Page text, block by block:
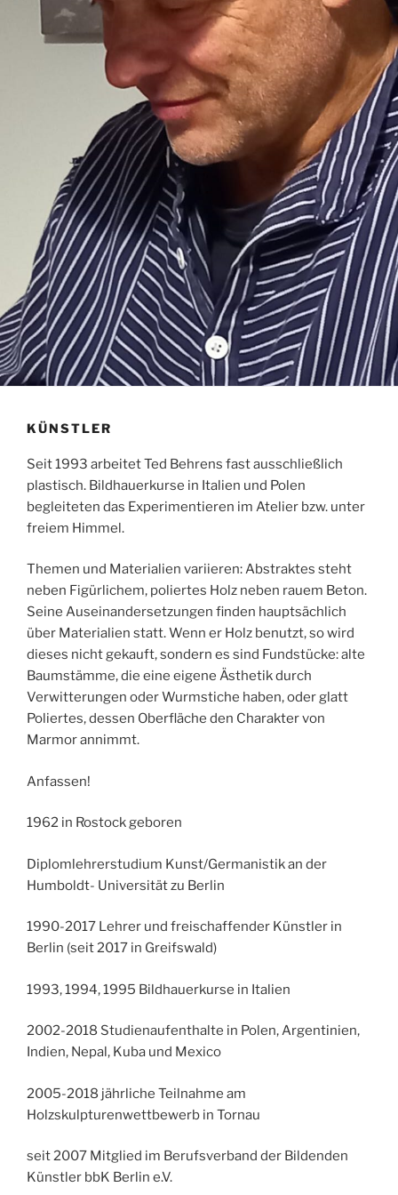
KÜNSTLER
Seit 1993 arbeitet Ted Behrens fast ausschließlich
plastisch. Bildhauerkurse in Italien und Polen
begleiteten das Experimentieren im Atelier bzw. unter
freiem Himmel.
Themen und Materialien variieren: Abstraktes steht
neben Figürlichem, poliertes Holz neben rauem Beton.
Seine Auseinandersetzungen finden hauptsächlich
über Materialien statt. Wenn er Holz benutzt, so wird
dieses nicht gekauft, sondern es sind Fundstücke: alte
Baumstämme, die eine eigene Ästhetik durch
Verwitterungen oder Wurmstiche haben, oder glatt
Poliertes, dessen Oberfläche den Charakter von
Marmor annimmt.
Anfassen!
1962 in Rostock geboren
Diplomlehrerstudium Kunst/Germanistik an der
Humboldt- Universität zu Berlin
1990-2017 Lehrer und freischaffender Künstler in
Berlin (seit 2017 in Greifswald)
1993, 1994, 1995 Bildhauerkurse in Italien
2002-2018 Studienaufenthalte in Polen, Argentinien,
Indien, Nepal, Kuba und Mexico
2005-2018 jährliche Teilnahme am
Holzskulpturenwettbewerb in Tornau
seit 2007 Mitglied im Berufsverband der Bildenden
Künstler bbK Berlin e.V.